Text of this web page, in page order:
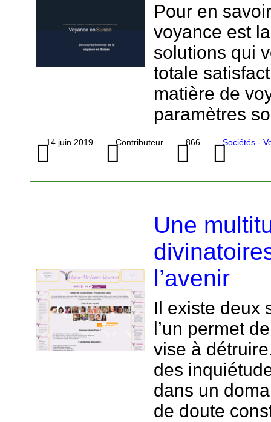
Pour en
voyance est
solutions qui
totale
matière de
paramètres
14 juin 2019 Contributeur 866 Sociétés -
Une
l’avenir
Il existe deux
l’un permet
vise à
des
dans un
de doute